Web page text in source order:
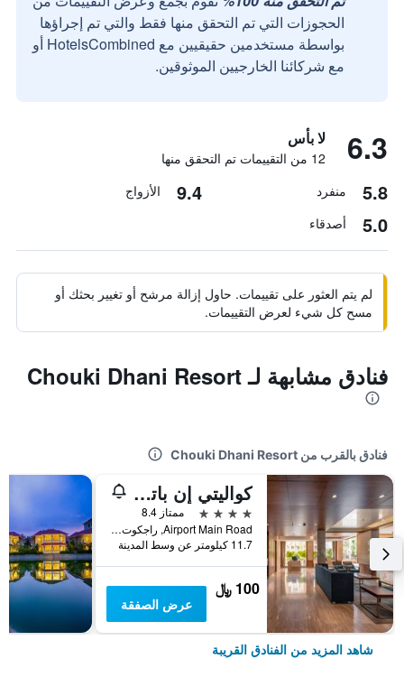
الحجوزات التي تم التحقق منها فقط والتي تم إجراؤها
بواسطة مستخدمين حقيقيين مع HotelsCombined أو
مع شركائنا الخارجيين الموثوقين.
6.3 لا بأس
12 من التقييمات تم التحقق منها
5.8 منفرد 9.4 الأزواج
5.0 أصدقاء
لم يتم العثور على تقييمات. حاول إزالة مرشح أو تغيير بحثك أو
مسح كل شيء لعرض التقييمات.
فنادق مشابهة لـ Chouki Dhani Resort
فنادق بالقرب من Chouki Dhani Resort
كواليتي إن باتريا سويتس، راجكوت
4 نجوم
ممتاز 8.4
Airport Main Road, راجكوت, الهند
11.7 كيلومتر عن وسط المدينة
100 ﷼
عرض الصفقة
شاهد المزيد من الفنادق القريبة